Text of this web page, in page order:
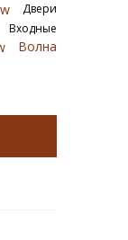
Двери
Входные
Волна